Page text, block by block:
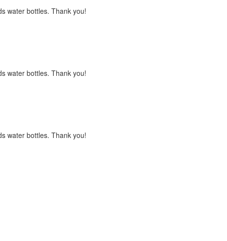
water bottles. Thank you!
water bottles. Thank you!
water bottles. Thank you!